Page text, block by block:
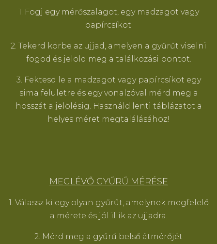
1. Fogj egy mérőszalagot, egy madzagot vagy
papírcsíkot.
2. Tekerd körbe az ujjad, amelyen a gyűrűt viselni
fogod és jelöld meg a találkozási pontot. ​
3. Fektesd le a madzagot vagy papírcsíkot egy
sima felületre és egy vonalzóval mérd meg a
hosszát a jelölésig. Használd lenti táblázatot a
helyes méret megtalálásához!​
MEGLÉVŐ GYŰRŰ MÉRÉSE
1. Válassz ki egy olyan gyűrűt, amelynek megfelelő
a mérete és jól illik az ujjadra.
2. Mérd meg a gyűrű belső átmérőjét